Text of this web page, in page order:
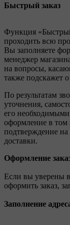
Быстрый заказ
Функция
проходить всю
Вы заполняете
менеджер
на вопросы,
также подскажет
По результатам
уточнения,
его
оформление в том
подтверждение
доставки.
Оформление
Если вы уверены
оформить заказ,
Заполнение